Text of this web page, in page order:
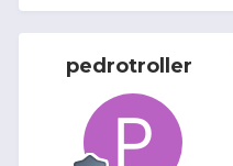
pedrotroller